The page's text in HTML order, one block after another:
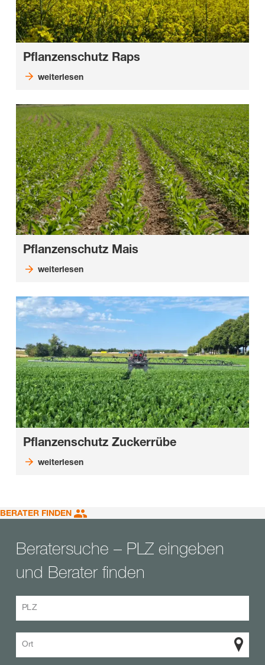
Pflanzenschutz Raps
weiterlesen
Pflanzenschutz Mais
weiterlesen
Pflanzenschutz Zuckerrübe
weiterlesen
BERATER FINDEN
Beratersuche – PLZ eingeben
und Berater finden
PLZ
Ort